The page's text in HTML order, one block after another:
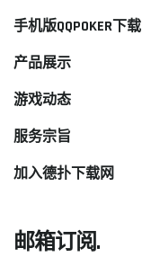
手机版QQPOKER下载
产品展示
游戏动态
服务宗旨
加入德扑下载网
邮箱订阅.